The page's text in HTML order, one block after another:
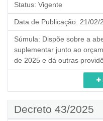
Status: Vigente
Data de Publicação: 21/02/
Súmula: Dispõe sobre a
suplementar junto ao
de 2025 e dá outras
Decreto 43/2025